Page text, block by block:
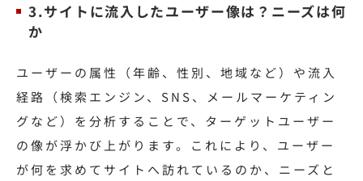
3.サイトに流入したユーザー像は？ニーズは何
か
ユーザーの属性（年齢、性別、地域など）や流入
経路（検索エンジン、SNS、メールマーケティン
グなど）を分析することで、ターゲットユーザー
の像が浮かび上がります。これにより、ユーザー
が何を求めてサイトへ訪れているのか、ニーズと